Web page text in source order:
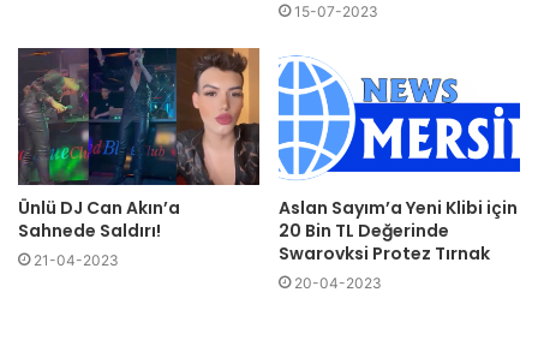
15-07-2023
Ünlü DJ Can Akın’a
Sahnede Saldırı!
21-04-2023
Aslan Sayım’a Yeni Klibi için
20 Bin TL Değerinde
Swarovksi Protez Tırnak
20-04-2023